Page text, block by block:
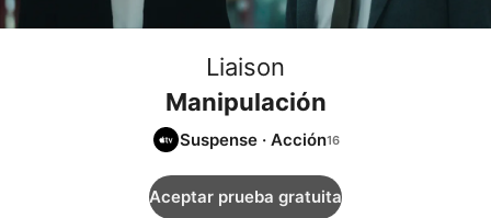
Liaison
Manipulación
Suspense · Acción
Aceptar prueba gratuita